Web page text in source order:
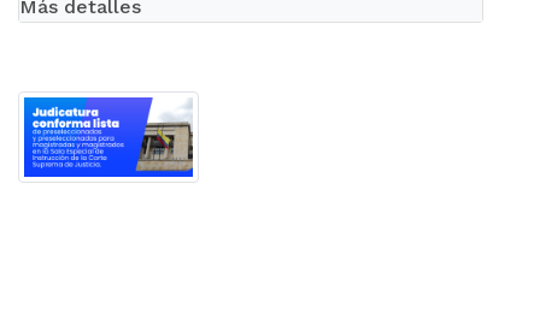
Más detalles